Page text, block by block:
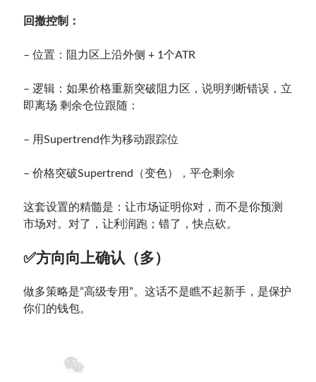
回撤控制：
– 位置：阻力区上沿外侧 + 1个ATR
– 逻辑：如果价格重新突破阻力区，说明判断错误，立
即离场 剩余仓位跟随：
– 用Supertrend作为移动跟踪位
– 价格突破Supertrend（变色），平仓剩余
这套设置的精髓是：让市场证明你对，而不是你预测
市场对。对了，让利润跑；错了，快点砍。
✅方向向上确认（多）
做多策略是”高级专用”。这话不是瞧不起新手，是保护
你们的钱包。